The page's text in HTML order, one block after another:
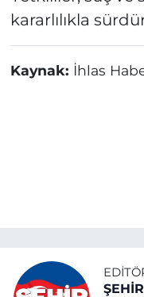
kararlılıkla
Kaynak: İhlas